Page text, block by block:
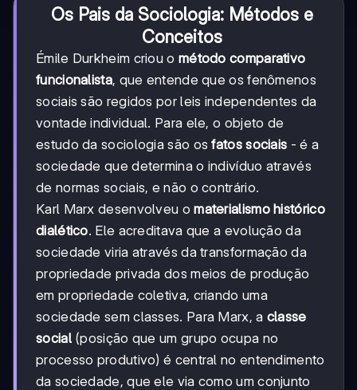
Os Pais da Sociologia: Métodos e
Conceitos
Émile Durkheim criou o método comparativo
funcionalista, que entende que os fenômenos
sociais são regidos por leis independentes da
vontade individual. Para ele, o objeto de
estudo da sociologia são osfatos sociais - é a
sociedade que determina o indivíduo através
de normas sociais, e não o contrário.
Karl Marx desenvolveu omaterialismo histórico
dialético. Ele acreditava que a evolução da
sociedade viria através da transformação da
propriedade privada dos meios de produção
em propriedade coletiva, criando uma
sociedade sem classes. Para Marx, a classe
social(posição que um grupo ocupa no
processo produtivo) é central no entendimento
da sociedade, que ele via como um conjunto